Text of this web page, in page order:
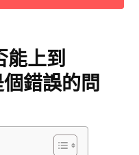
能上到
錯誤的問